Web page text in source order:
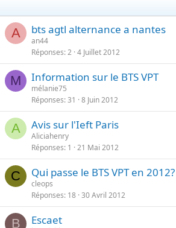
A bts agtl alternance a nantes
an44
Réponses 2 4 Juillet 2012
M Information sur le BTS VPT
mélanie75
Réponses 31 8 Juin 2012
A Avis sur l'Ieft Paris
Aliciahenry
Réponses 1 21 Mai 2012
C Qui passe le BTS VPT en 2012?
cleops
Réponses 18 30 Avril 2012
B Escaet